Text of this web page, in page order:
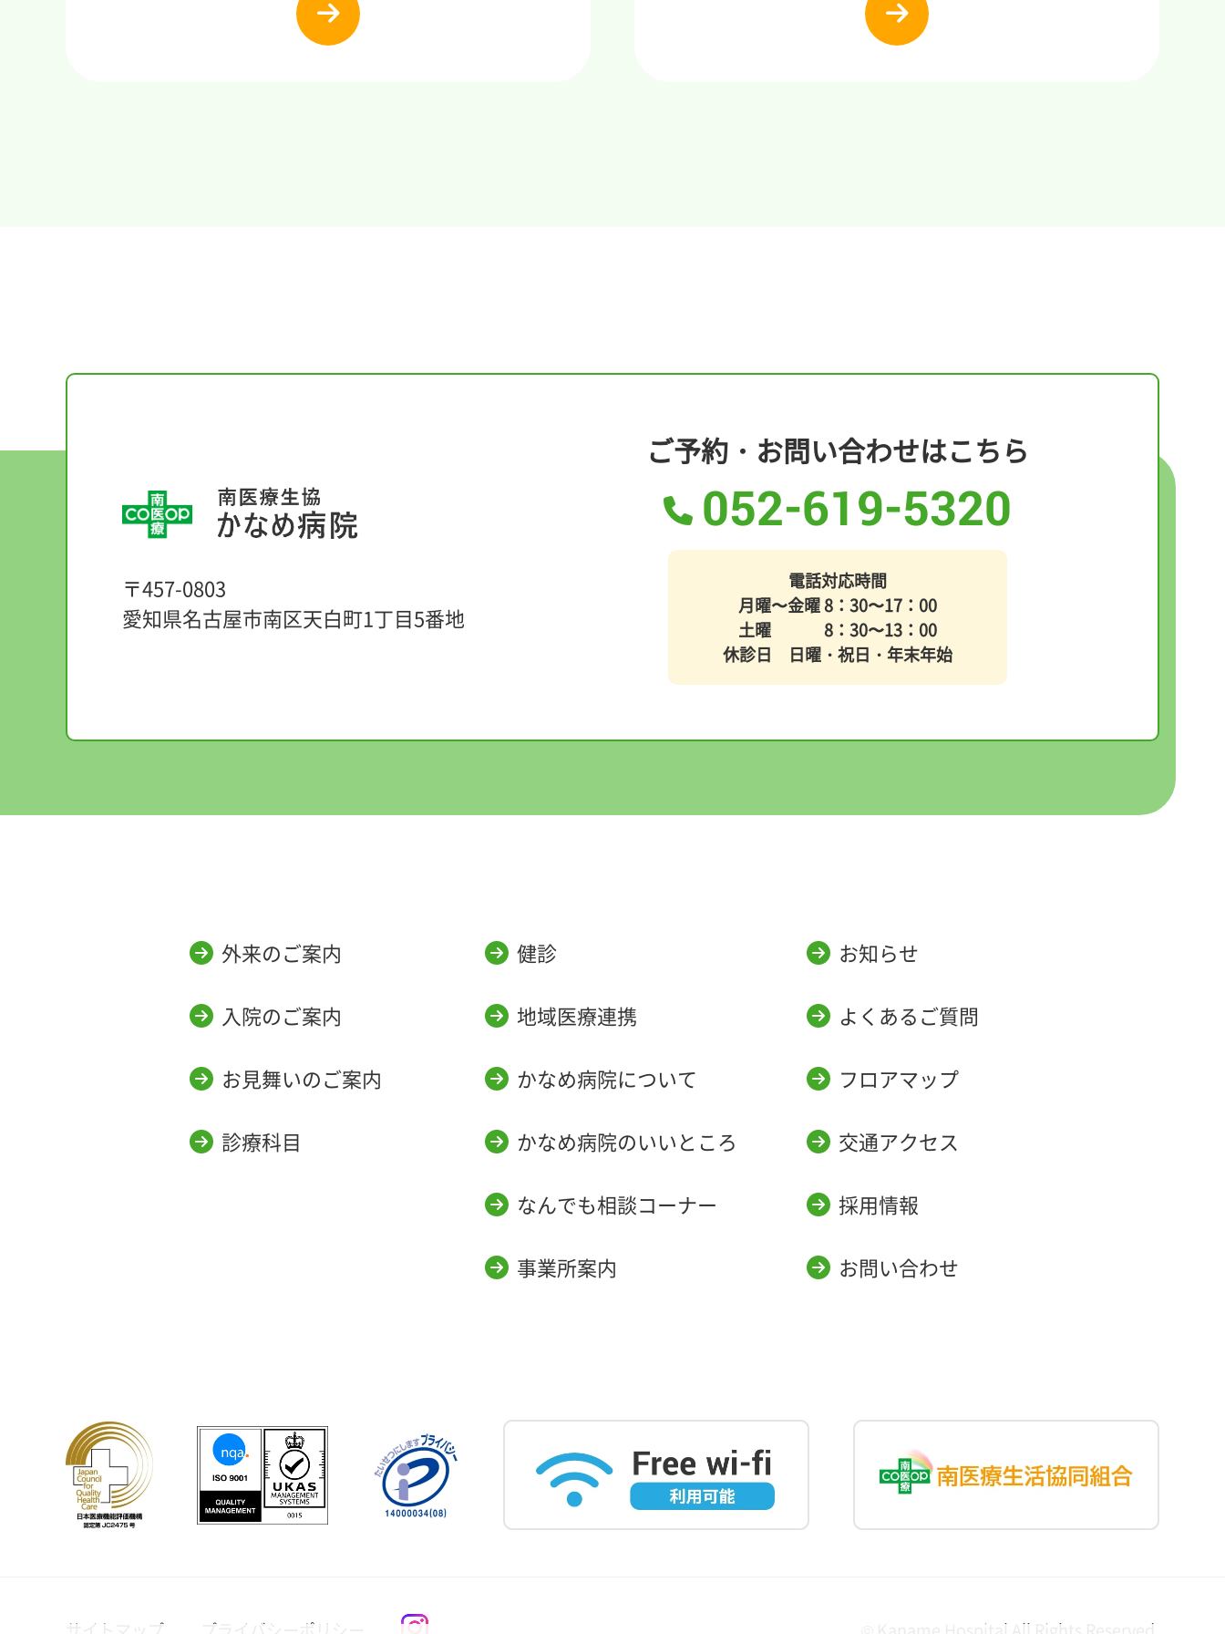
〒457-0803
愛知県名古屋市南区天白町1丁目5番地
ご予約・お問い合わせはこちら
052-619-5320
電話対応時間
月曜〜金曜 8：30〜17：00
土曜 8：30〜13：00
休診日 日曜・祝日・年末年始
外来のご案内
入院のご案内
お見舞いのご案内
診療科目
健診
地域医療連携
かなめ病院について
かなめ病院のいいところ
なんでも相談コーナー
事業所案内
お知らせ
よくあるご質問
フロアマップ
交通アクセス
採用情報
お問い合わせ